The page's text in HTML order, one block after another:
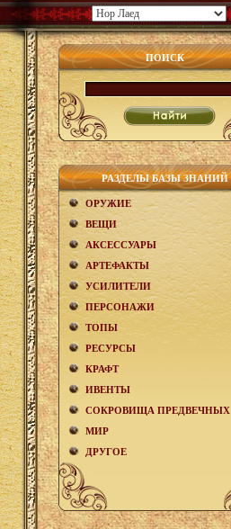
ПОИСК
РАЗДЕЛЫ БАЗЫ ЗНАНИЙ
ОРУЖИЕ
ВЕЩИ
АКCЕСCУАРЫ
АРТЕФАКТЫ
УСИЛИТЕЛИ
ПЕРСОНАЖИ
ТОПЫ
РЕСУРСЫ
КРАФТ
ИВЕНТЫ
СОКРОВИЩА ПРЕДВЕЧНЫХ
МИР
ДРУГОЕ